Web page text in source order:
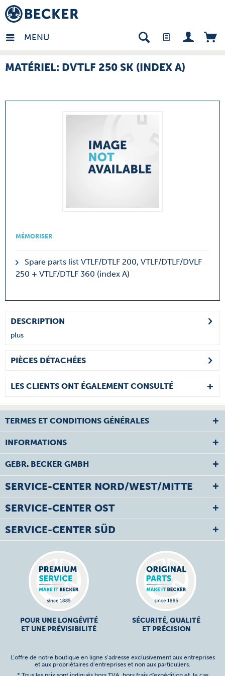
MENU
- FR
MATÉRIEL: DVTLF 250 SK (INDEX A)
MÉMORISER
Spare parts list VTLF/DTLF 200, VTLF/DTLF/DVLF
250 + VTLF/DTLF 360 (index A)
DESCRIPTION
plus
PIÈCES DÉTACHÉES
LES CLIENTS ONT ÉGALEMENT CONSULTÉ
TERMES ET CONDITIONS GÉNÉRALES
INFORMATIONS
GEBR. BECKER GMBH
SERVICE-CENTER NORD/WEST/MITTE
SERVICE-CENTER OST
SERVICE-CENTER SÜD
POUR UNE LONGÉVITÉ
ET UNE PRÉVISIBILITÉ
SÉCURITÉ, QUALITÉ
ET PRÉCISION
L’offre de notre boutique en ligne s’adresse exclusivement aux entreprises
et aux propriétaires d’entreprises et non aux particuliers.